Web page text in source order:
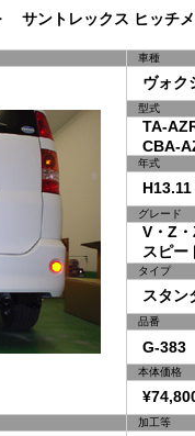
サントレックス ヒッチ
車種
ヴォク
型式
TA-
CBA-
年式
H13.11
グレード
V・Z・
スピー
タイプ
スタン
品番
G-383
本体価格
加工等